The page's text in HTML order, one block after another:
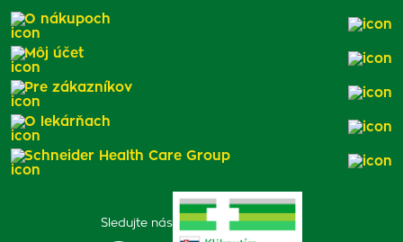
Sledujte nás
O nákupoch
Môj účet
Pre zákazníkov
O lekárňach
Schneider Health Care Group